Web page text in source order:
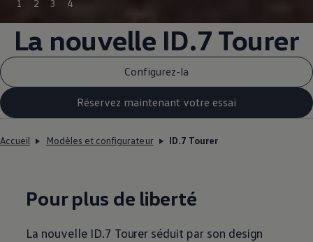
1 2 3 4
La nouvelle ID.7 Tourer
Configurez-la
Réservez maintenant votre essai
Accueil Modèles et configurateur ID.7 Tourer
Pour plus de liberté
La nouvelle ID.7 Tourer séduit par son design